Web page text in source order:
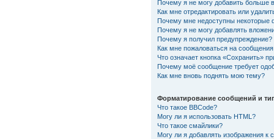
Почему я не могу добавить больше
Как мне отредактировать или
Почему мне недоступны некоторые
Почему я не могу добавлять
Почему я получил предупреждение?
Как мне пожаловаться на
Что означает кнопка «Сохранить»
Почему моё сообщение требует
Как мне вновь поднять мою тему?
Форматирование сообщений и
Что такое BBCode?
Могу ли я использовать HTML?
Что такое смайлики?
Могу ли я добавлять изображения к